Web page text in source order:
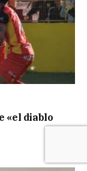
«el diablo